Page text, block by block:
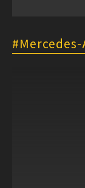
Mercedes-